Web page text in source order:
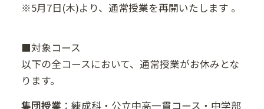
※5月7日(木)より、通常授業を再開いたします 。
■対象コース
以下の全コースにおいて、通常授業がお休みとな
ります。
集団授業 ：練成科・公立中高一貫コース・中学部